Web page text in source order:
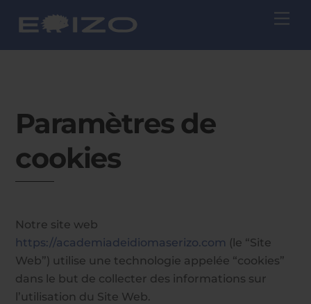
Paramètres de
cookies
Notre site web
https://academiadeidiomaserizo.com (le “Site
Web”) utilise une technologie appelée “cookies”
dans le but de collecter des informations sur
l’utilisation du Site Web.